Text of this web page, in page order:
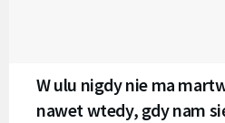
W ulu nigdy nie ma
nawet wtedy, gdy nam